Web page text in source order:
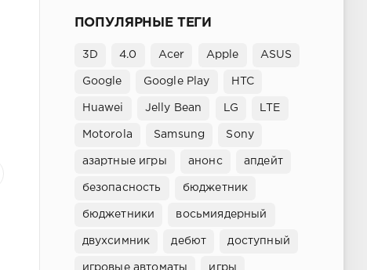
ПОПУЛЯРНЫЕ ТЕГИ
3D 4.0 Acer Apple ASUS
Google Google Play HTC
Huawei Jelly Bean LG LTE
Motorola Samsung Sony
азартные игры анонс апдейт
безопасность бюджетник
бюджетники восьмиядерный
двухсимник дебют доступный
игровые автоматы игры